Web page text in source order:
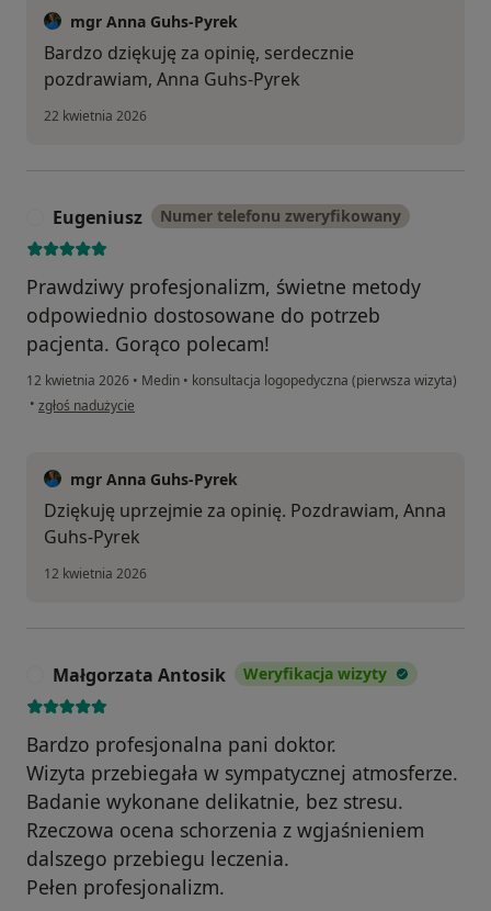
mgr Anna Guhs-Pyrek
Bardzo dziękuję za opinię, serdecznie
pozdrawiam, Anna Guhs-Pyrek
22 kwietnia 2026
Eugeniusz Numer telefonu zweryfikowany
Prawdziwy profesjonalizm, świetne metody
odpowiednio dostosowane do potrzeb
pacjenta. Gorąco polecam!
12 kwietnia 2026 • Medin • konsultacja logopedyczna (pierwsza wizyta)
• w opinii użytkownika Eugeniusz
zgłoś nadużycie
mgr Anna Guhs-Pyrek
Dziękuję uprzejmie za opinię. Pozdrawiam, Anna
Guhs-Pyrek
12 kwietnia 2026
Małgorzata Antosik Weryfikacja wizyty
Bardzo profesjonalna pani doktor.
Wizyta przebiegała w sympatycznej atmosferze.
Badanie wykonane delikatnie, bez stresu.
Rzeczowa ocena schorzenia z wgjaśnieniem
dalszego przebiegu leczenia.
Pełen profesjonalizm.